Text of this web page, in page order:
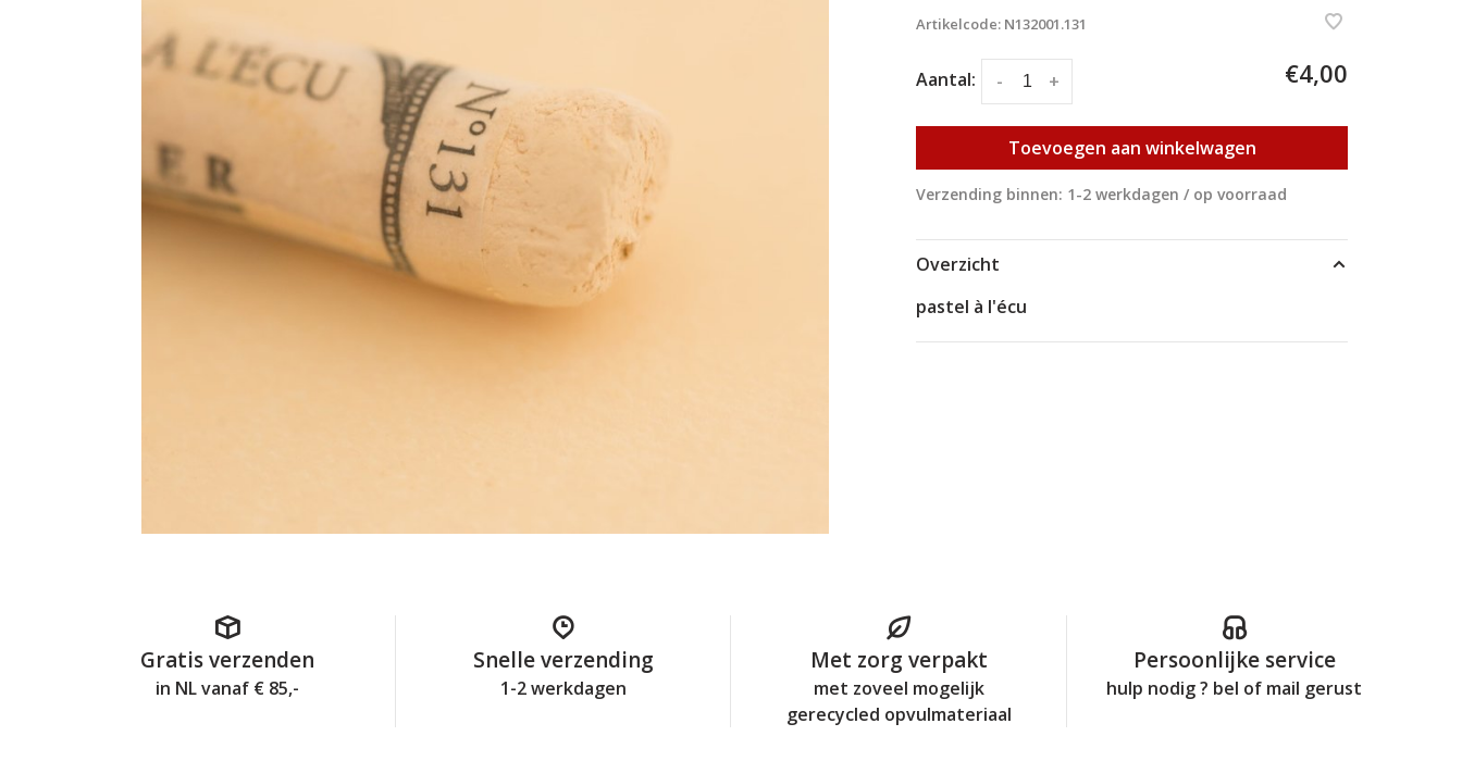
Artikelcode: N132001.131
Aantal: +
- €4,00
Toevoegen aan winkelwagen
Verzending binnen: 1-2 werkdagen / op voorraad
Overzicht
pastel à l'écu
Gratis verzenden
in NL vanaf € 85,-
Snelle verzending
1-2 werkdagen
Met zorg verpakt
met zoveel mogelijk
gerecycled opvulmateriaal
Persoonlijke service
hulp nodig ? bel of mail gerust